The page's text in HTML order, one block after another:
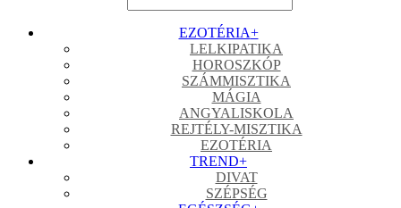
EZOTÉRIA+
LELKIPATIKA
HOROSZKÓP
SZÁMMISZTIKA
MÁGIA
ANGYALISKOLA
REJTÉLY-MISZTIKA
EZOTÉRIA
TREND+
DIVAT
SZÉPSÉG